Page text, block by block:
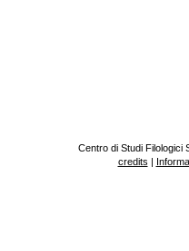
Centro di Studi Filologici
credits |